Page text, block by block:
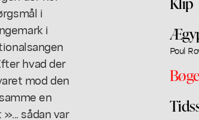
i
i
hvad der
mod den
en
sådan var
Poul